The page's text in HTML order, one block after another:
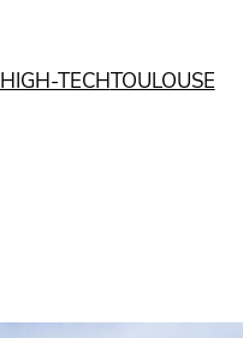
HIGH-TECHTOULOUSE